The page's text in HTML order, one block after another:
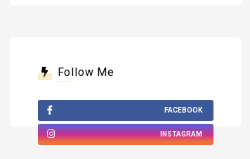
Follow Me
FACEBOOK
INSTAGRAM